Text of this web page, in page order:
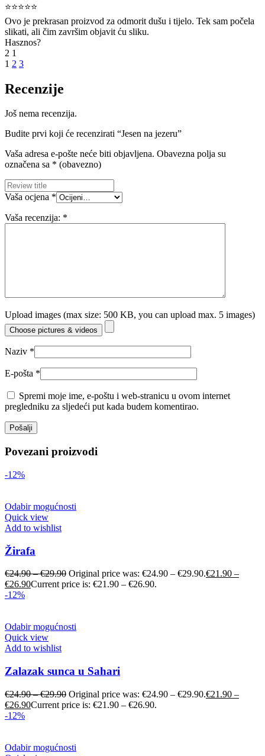
⭐⭐⭐⭐⭐
Ovo je prekrasan proizvod za odmorit dušu i tijelo. Tek sam počela
slikati, ali čim završim objavit ću sliku.
Hasznos?
2 1
1 2 3
Recenzije
Još nema recenzija.
Budite prvi koji će recenzirati “Jesen na jezeru”
Vaša adresa e-pošte neće biti objavljena. Obavezna polja su
označena sa * (obavezno)
Vaša ocjena *
Vaša recenzija: *
Upload images (max size: 500 KB, you can upload max. 5 images)
Choose pictures & videos
Naziv *
E-pošta *
Spremi moje ime, e-poštu i web-stranicu u ovom internet
pregledniku za sljedeći put kada budem komentirao.
Povezani proizvodi
-12%
Odabir mogućnosti
Quick view
Add to wishlist
Žirafa
€24.90–€29.90 Original price was: €24.90 – €29.90.€21.90 –
€26.90Current price is: €21.90 – €26.90.
-12%
Odabir mogućnosti
Quick view
Add to wishlist
Zalazak sunca u Sahari
€24.90–€29.90 Original price was: €24.90 – €29.90.€21.90 –
€26.90Current price is: €21.90 – €26.90.
-12%
Odabir mogućnosti